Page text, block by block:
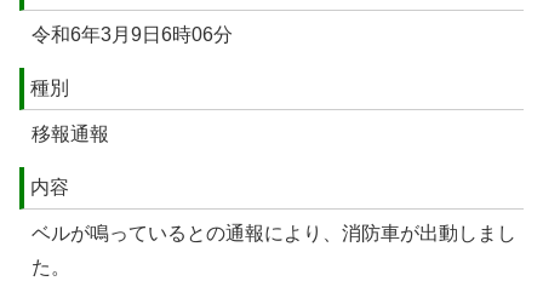
令和6年3月9日6時06分
種別
移報通報
内容
ベルが鳴っているとの通報により、消防車が出動しまし
た。